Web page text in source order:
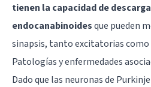
tienen la capacidad de
endocanabinoidesque pueden
sinapsis, tanto excitatorias
Patologías y enfermedades
Dado que las neuronas de